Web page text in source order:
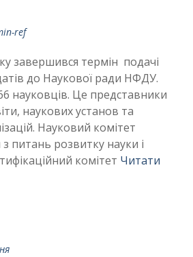
ref
завершився термін подачі
до Наукової ради НФДУ.
науковців. Це представники
наукових установ та
Науковий комітет
питань розвитку науки і
комітет Читати